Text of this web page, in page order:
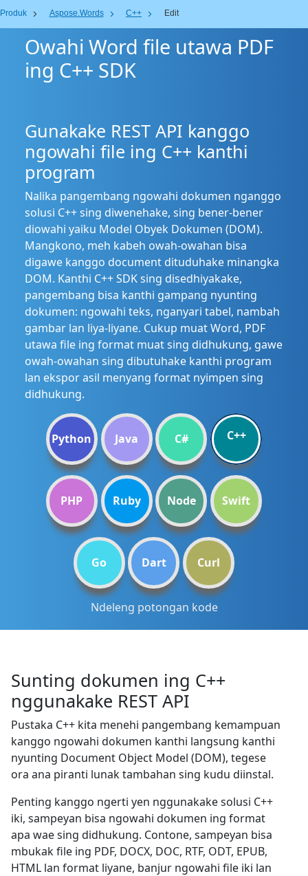
Produk Aspose.Words C++ Edit
Owahi Word file utawa PDF
ing C++ SDK
Gunakake REST API kanggo
ngowahi file ing C++ kanthi
program
Nalika pangembang ngowahi dokumen nganggo
solusi C++ sing diwenehake, sing bener-bener
diowahi yaiku Model Obyek Dokumen (DOM).
Mangkono, meh kabeh owah-owahan bisa
digawe kanggo document dituduhake minangka
DOM. Kanthi C++ SDK sing disedhiyakake,
pangembang bisa kanthi gampang nyunting
dokumen: ngowahi teks, nganyari tabel, nambah
gambar lan liya-liyane. Cukup muat Word, PDF
utawa file ing format muat sing didhukung, gawe
owah-owahan sing dibutuhake kanthi program
lan ekspor asil menyang format nyimpen sing
didhukung.
Python Java C# C++
PHP Ruby Node Swift
Go Dart Curl
Ndeleng potongan kode
Sunting dokumen ing C++
nggunakake REST API
Pustaka C++ kita menehi pangembang kemampuan
kanggo ngowahi dokumen kanthi langsung kanthi
nyunting Document Object Model (DOM), tegese
ora ana piranti lunak tambahan sing kudu diinstal.
Penting kanggo ngerti yen nggunakake solusi C++
iki, sampeyan bisa ngowahi dokumen ing format
apa wae sing didhukung. Contone, sampeyan bisa
mbukak file ing PDF, DOCX, DOC, RTF, ODT, EPUB,
HTML lan format liyane, banjur ngowahi file iki lan